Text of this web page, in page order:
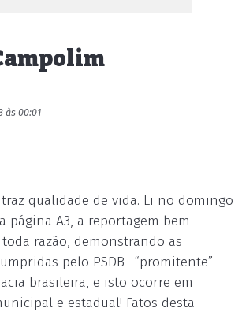
às 00:01
qualidade de vida. Li no domingo
página A3, a reportagem bem
razão, demonstrando as
pelo PSDB -“promitente”
brasileira, e isto ocorre em
e estadual! Fatos desta